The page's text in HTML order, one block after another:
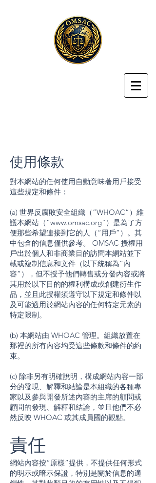
使用條款
對本網站的任何使用自動意味著用戶接受
這些規定和條件：
(a) 世界反腐敗安全組織（“WHOAC”）維
護本網站（“www.omsac.org”）是為了方
便那些希望連接到它的人（“用戶”）。其
中包含的信息僅供參考。 OMSAC 授權用
戶出於個人和非商業目的訪問本網站並下
載或複制信息和文件（以下統稱為“內
容”），但不授予他們轉售或分發內容或將
其用於以下目的的權利構成或創建衍生作
品，並且此授權須遵守以下規定和條件以
及可能適用於網站內容的任何特定元素的
特定限制。
(b) 本網站由 WHOAC 管理。組織放置在
那裡的所有內容均受這些條款和條件的約
束。
(c) 除非另有明確說明，構成網站內容一部
分的發現、解釋和結論是本組織的各種專
家以及參與開發所述內容的主席的顧問或
顧問的發現、解釋和結論，並且他們不必
然反映 WHOAC 或其成員國的觀點。
責任
網站內容按“原樣”提供，不提供任何形式
的明示或暗示保證，特別是關於信息的適